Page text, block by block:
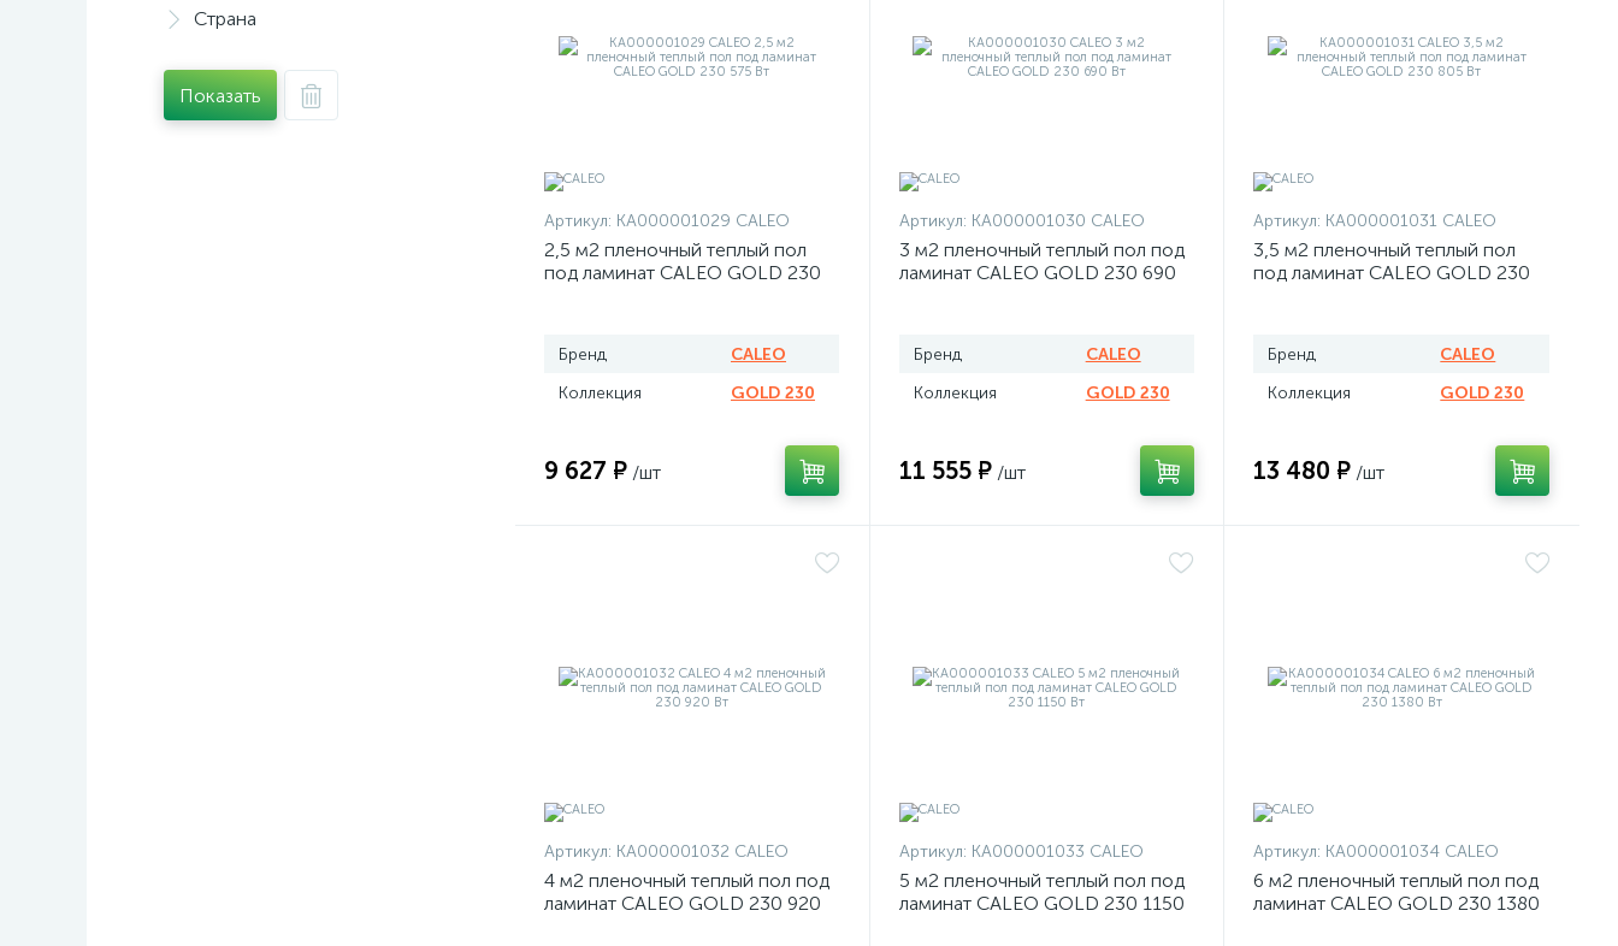
Страна
Показать
Артикул: КА000001029 CALEO
2,5 м2 пленочный теплый пол
под ламинат CALEO GOLD 230
Бренд
CALEO
Коллекция
GOLD 230
9 627 ₽ /шт
Артикул: КА000001030 CALEO
3 м2 пленочный теплый пол под
ламинат CALEO GOLD 230 690
Бренд
CALEO
Коллекция
GOLD 230
11 555 ₽ /шт
Артикул: КА000001031 CALEO
3,5 м2 пленочный теплый пол
под ламинат CALEO GOLD 230
Бренд
CALEO
Коллекция
GOLD 230
13 480 ₽ /шт
Артикул: КА000001032 CALEO
4 м2 пленочный теплый пол под
ламинат CALEO GOLD 230 920
Артикул: КА000001033 CALEO
5 м2 пленочный теплый пол под
ламинат CALEO GOLD 230 1150
Артикул: КА000001034 CALEO
6 м2 пленочный теплый пол под
ламинат CALEO GOLD 230 1380